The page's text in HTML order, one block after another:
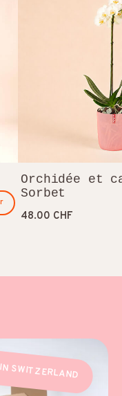
Orchidée et
Sorbet
48.00 CHF
SWITZERLAND